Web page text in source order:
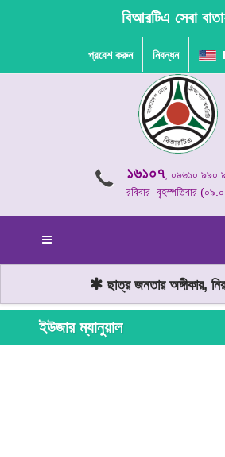
বিআরটিএ সেবা
প্রবেশ করুন নিবন্ধন
১৬১০৭, ০৯৬১০ ৯৯০
রবিবার–বৃহস্পতিবার
ছাত্র জনতার অঙ্গীকার,
ইউজার ম্যানুয়াল